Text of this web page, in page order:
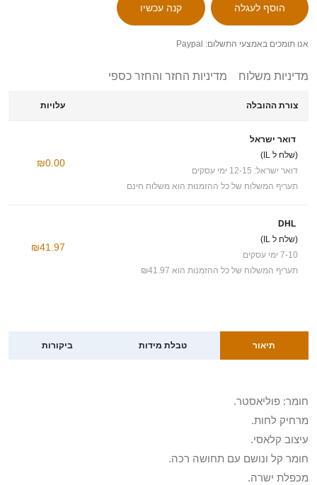
אנו תומכים באמצעי התשלום: Paypal
מדיניות משלוח מדיניות החזר והחזר כספי
צורת ההובלה עלויות
דואר ישראל
(שלח ל IL)
דואר ישראל: 12-15 ימי עסקים
תעריף המשלוח של כל ההזמנות הוא משלוח חינם
₪0.00
DHL
(שלח ל IL)
7-10 ימי עסקים
תעריף המשלוח של כל ההזמנות הוא ₪41.97
₪41.97
תיאור טבלת מידות ביקורות
חומר: פוליאסטר.
מרחיק לחות.
עיצוב קלאסי.
חומר קל ונושם עם תחושה רכה.
מכפלת ישרה.